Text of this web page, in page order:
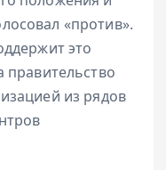
«против».
это
правительство
из рядов